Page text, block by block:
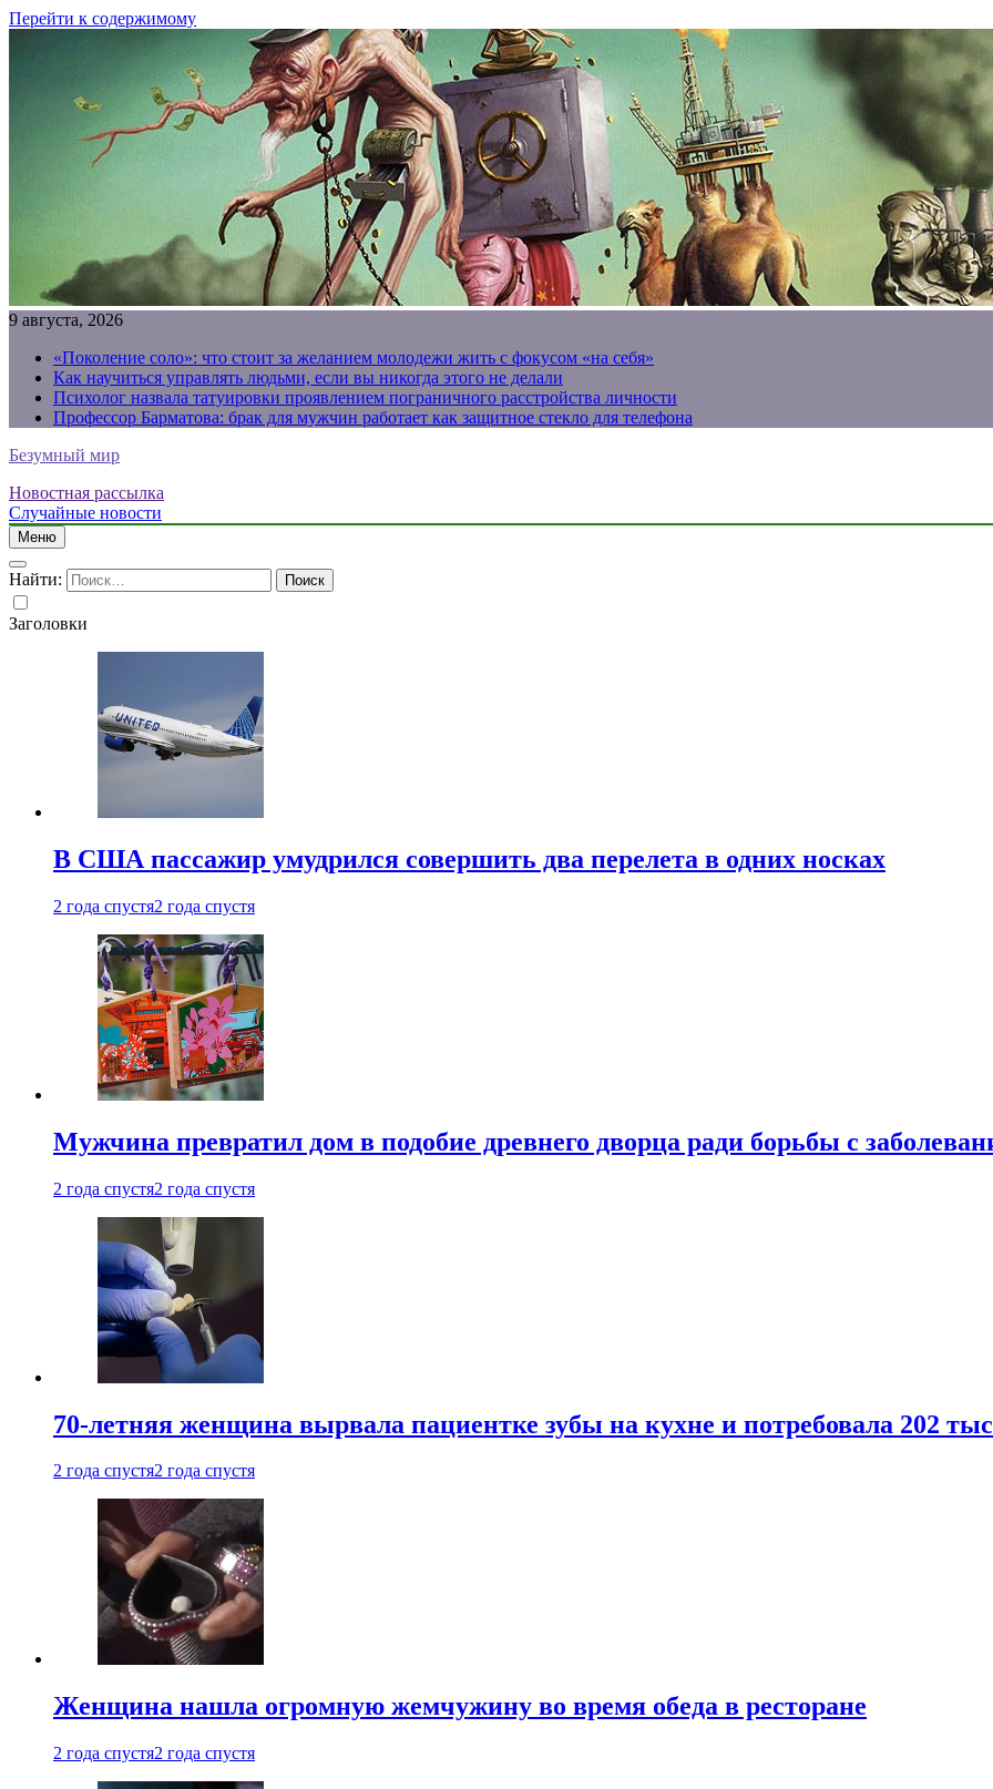
Перейти к содержимому
9 августа, 2026
«Поколение соло»: что стоит за желанием молодежи жить с фокусом «на себя»
Как научиться управлять людьми, если вы никогда этого не делали
Психолог назвала татуировки проявлением пограничного расстройства личности
Профессор Барматова: брак для мужчин работает как защитное стекло для телефона
Безумный мир
Новостная рассылка
Случайные новости
Меню
Найти:
Заголовки
В США пассажир умудрился совершить два перелета в одних носках
2 года спустя2 года спустя
Мужчина превратил дом в подобие древнего дворца ради борьбы с
2 года спустя2 года спустя
70-летняя женщина вырвала пациентке зубы на кухне и потребовала 202
2 года спустя2 года спустя
Женщина нашла огромную жемчужину во время обеда в ресторане
2 года спустя2 года спустя